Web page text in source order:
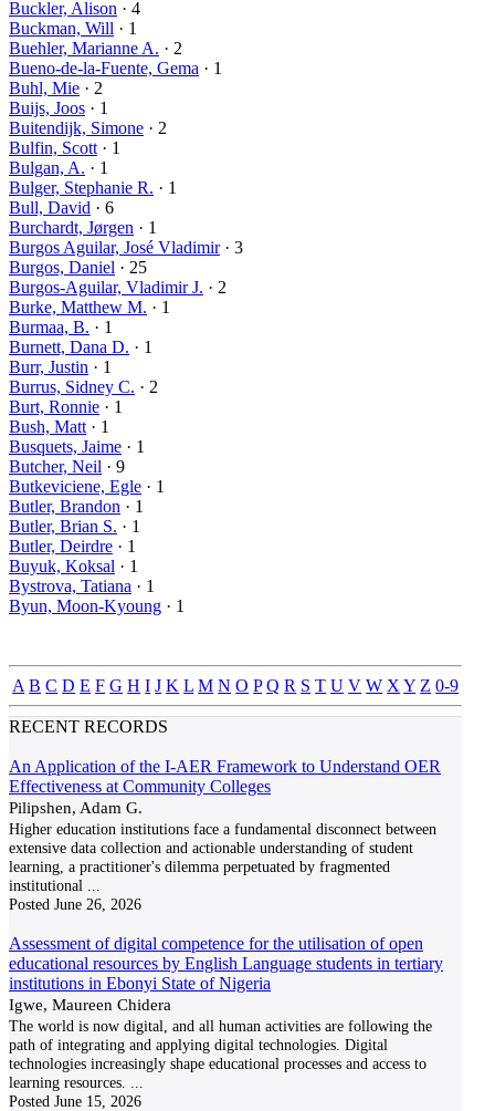
Buckler, Alison · 4
Buckman, Will · 1
Buehler, Marianne A. · 2
Bueno-de-la-Fuente, Gema · 1
Buhl, Mie · 2
Buijs, Joos · 1
Buitendijk, Simone · 2
Bulfin, Scott · 1
Bulgan, A. · 1
Bulger, Stephanie R. · 1
Bull, David · 6
Burchardt, Jørgen · 1
Burgos Aguilar, José Vladimir· 3
Burgos, Daniel · 25
Burgos-Aguilar, Vladimir J. · 2
Burke, Matthew M. · 1
Burmaa, B. · 1
Burnett, Dana D. · 1
Burr, Justin · 1
Burrus, Sidney C. · 2
Burt, Ronnie · 1
Bush, Matt · 1
Busquets, Jaime · 1
Butcher, Neil · 9
Butkeviciene, Egle · 1
Butler, Brandon · 1
Butler, Brian S. · 1
Butler, Deirdre · 1
Buyuk, Koksal · 1
Bystrova, Tatiana · 1
Byun, Moon-Kyoung · 1
A B C D E F G H I J K L M N O P Q R S T U V W X Y Z 0-9
RECENT RECORDS
An Application of the I-AER Framework to Understand OER
Effectiveness at Community Colleges
Pilipshen, Adam G.
Higher education institutions face a fundamental disconnect between
extensive data collection and actionable understanding of student
learning, a practitioner's dilemma perpetuated by fragmented
institutional
Posted June 26, 2026
Assessment of digital competence for the utilisation of open
educational resources by English Language students in tertiary
institutions in Ebonyi State of Nigeria
Igwe, Maureen Chidera
The world is now digital, and all human activities are following the
path of integrating and applying digital technologies. Digital
technologies increasingly shape educational processes and access to
learning resources.
Posted June 15, 2026